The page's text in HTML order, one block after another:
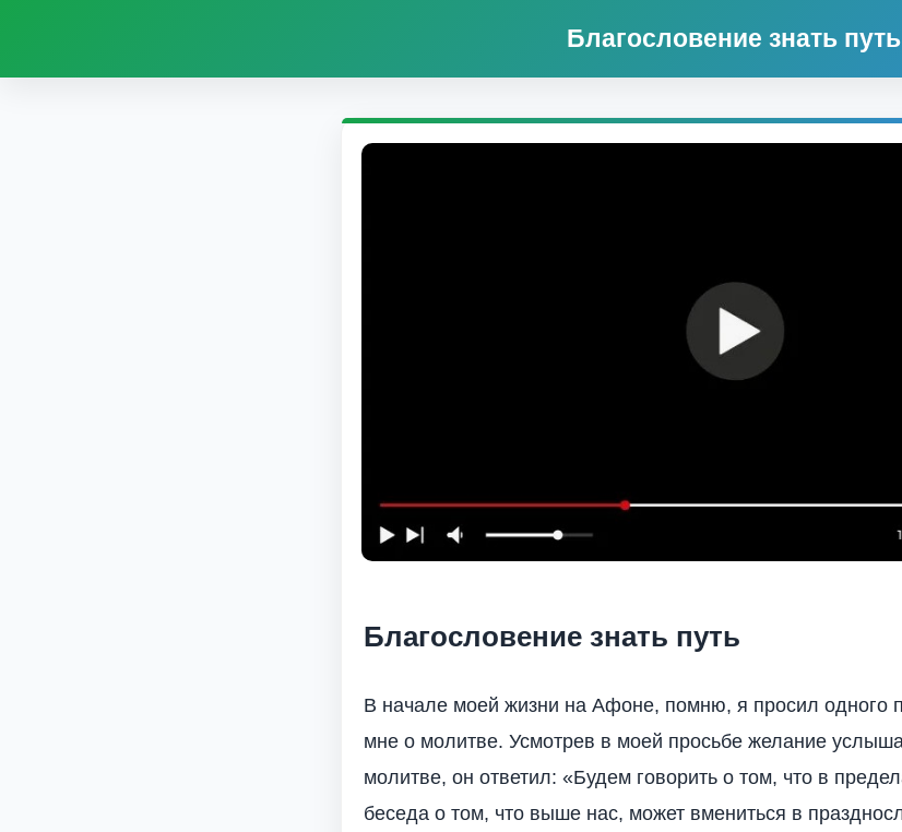
Благословение знать путь
Благословение знать путь
В начале моей жизни на Афоне, помню, я просил одного
мне о молитве. Усмотрев в моей просьбе желание
молитве, он ответил: «Будем говорить о том, что в
беседа о том, что выше нас, может вмениться в